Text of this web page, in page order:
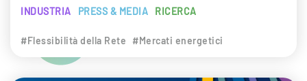
INDUSTRIA PRESS & MEDIA RICERCA
#Flessibilità della Rete #Mercati energetici